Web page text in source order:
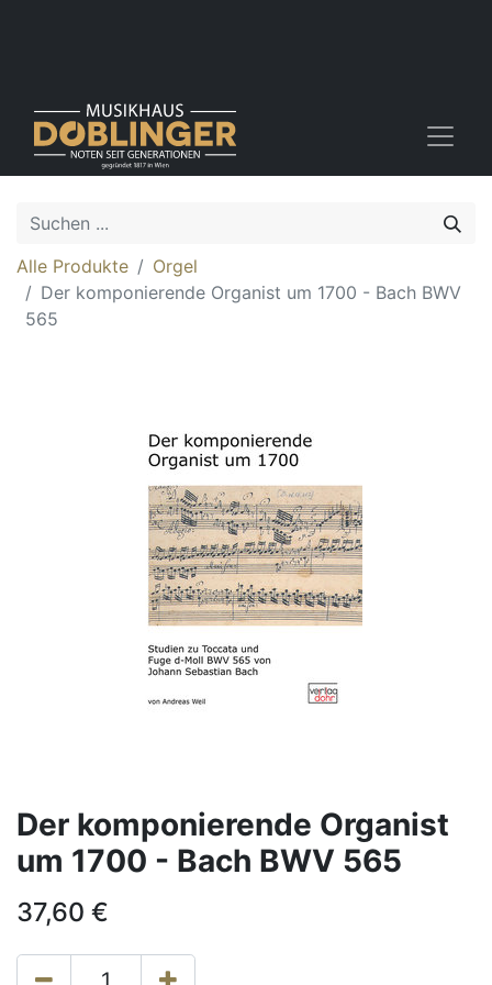
Alle Produkte
Orgel
Der komponierende Organist um 1700 - Bach BWV
565
Der komponierende Organist
um 1700 - Bach BWV 565
37,60 €